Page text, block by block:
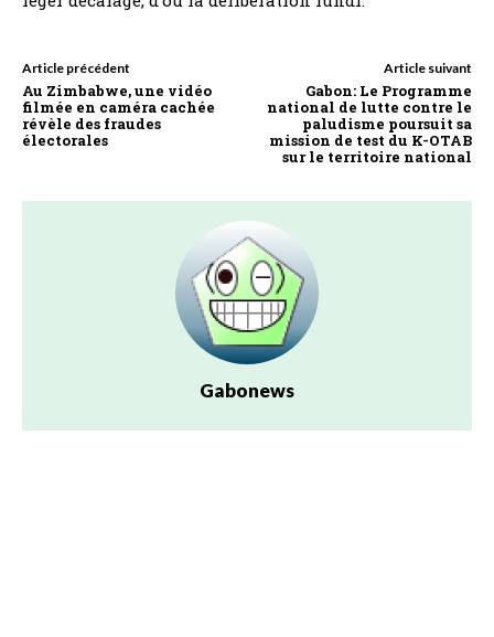
Article précédent
Au Zimbabwe, une vidéo
filmée en caméra cachée
révèle des fraudes
électorales
Article suivant
Gabon: Le Programme
national de lutte contre le
paludisme poursuit sa
mission de test du K-OTAB
sur le territoire national
Gabonews